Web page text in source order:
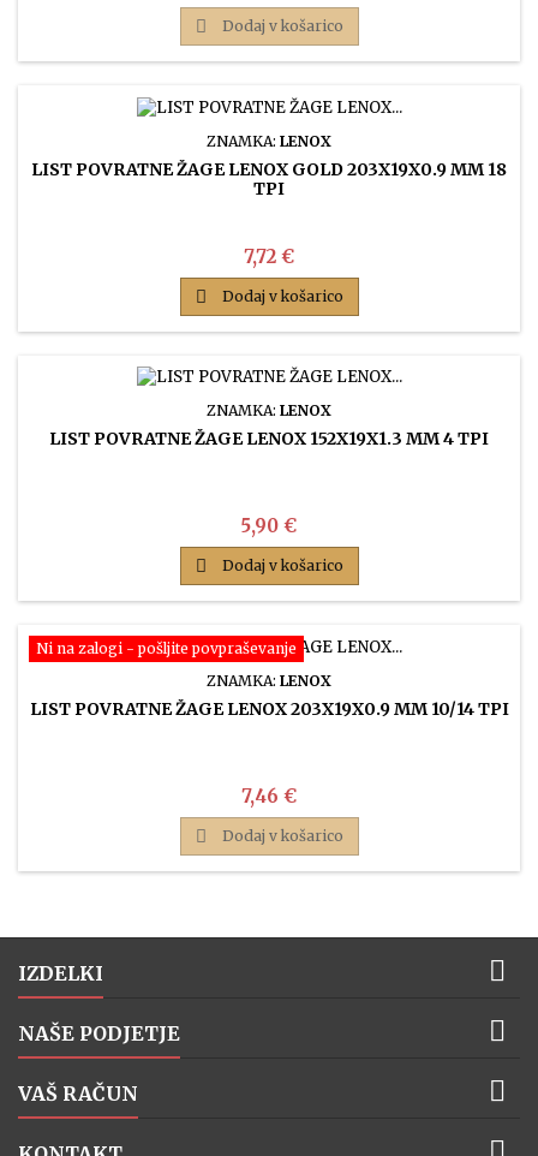
 Dodaj v košarico
ZNAMKA: LENOX
LIST POVRATNE ŽAGE LENOX GOLD 203X19X0.9 MM 18
TPI
Cena
7,72 €
 Dodaj v košarico
ZNAMKA: LENOX
LIST POVRATNE ŽAGE LENOX 152X19X1.3 MM 4 TPI
Cena
5,90 €
 Dodaj v košarico
Ni na zalogi - pošljite povpraševanje
ZNAMKA: LENOX
LIST POVRATNE ŽAGE LENOX 203X19X0.9 MM 10/14 TPI
Cena
7,46 €
 Dodaj v košarico
IZDELKI 
NAŠE PODJETJE 
VAŠ RAČUN 